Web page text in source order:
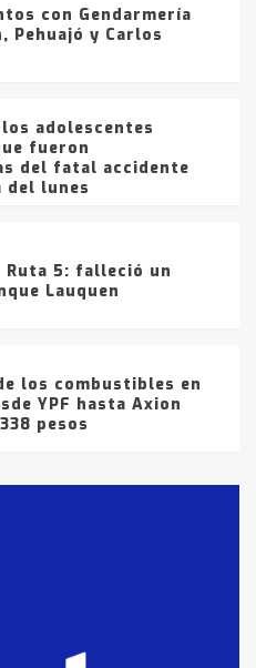
con Gendarmería
Pehuajó y Carlos
adolescentes
fueron
del fatal accidente
del lunes
Ruta 5: falleció un
Lauquen
los combustibles en
YPF hasta Axion
pesos
por